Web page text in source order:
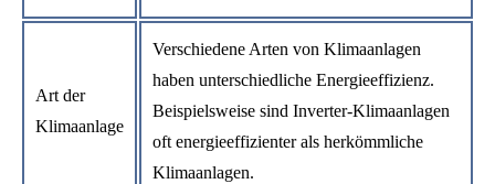
Art der
Klimaanlage
Verschiedene Arten von Klimaanlagen
haben unterschiedliche Energieeffizienz.
Beispielsweise sind Inverter-Klimaanlagen
oft energieeffizienter als herkömmliche
Klimaanlagen.